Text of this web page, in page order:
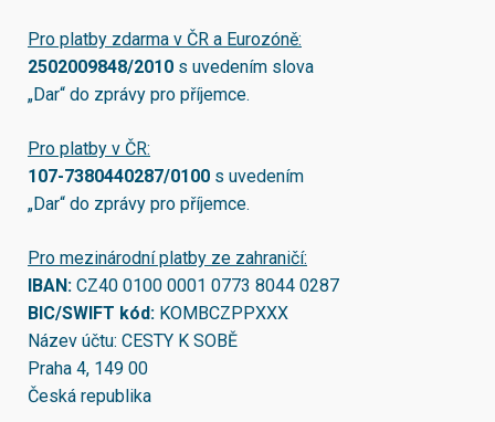
Pro platby zdarma v ČR a Eurozóně:
2502009848/2010 s uvedením slova
„Dar“ do zprávy pro příjemce.
Pro platby v ČR:
107-7380440287/0100 s uvedením
„Dar“ do zprávy pro příjemce.
Pro mezinárodní platby ze zahraničí:
IBAN: CZ40 0100 0001 0773 8044 0287
BIC/SWIFT kód: KOMBCZPPXXX
Název účtu: CESTY K SOBĚ
Praha 4, 149 00
Česká republika